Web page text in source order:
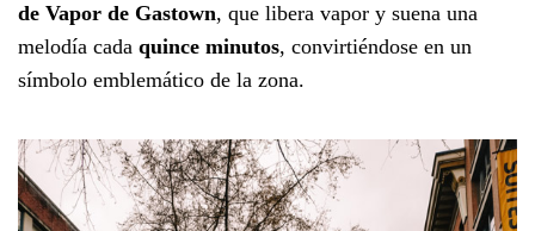
de Vapor de Gastown, que libera vapor y suena una
melodía cada quince minutos, convirtiéndose en un
símbolo emblemático de la zona.